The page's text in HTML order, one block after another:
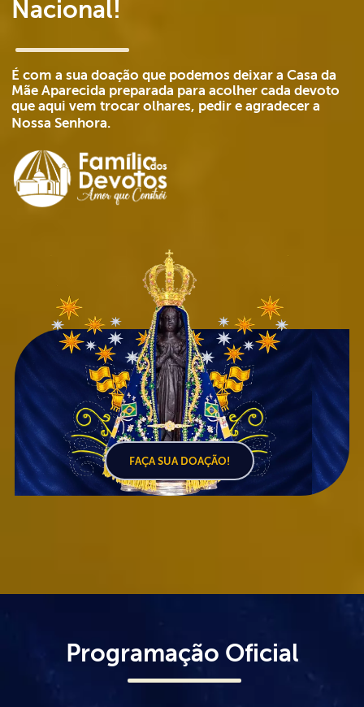
Nacional!
É com a sua doação que podemos deixar a Casa da
Mãe Aparecida preparada para acolher cada devoto
que aqui vem trocar olhares, pedir e agradecer a
Nossa Senhora.
FAÇA SUA DOAÇÃO!
Programação Oficial